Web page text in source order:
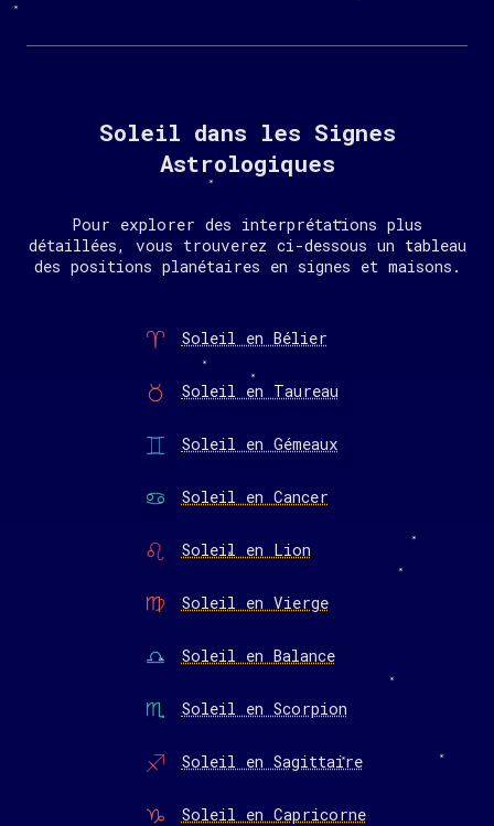
Soleil dans les Signes
Astrologiques
Pour explorer des interprétations plus
détaillées, vous trouverez ci-dessous un tableau
des positions planétaires en signes et maisons.
Soleil en Bélier
Soleil en Taureau
Soleil en Gémeaux
Soleil en Cancer
Soleil en Lion
Soleil en Vierge
Soleil en Balance
Soleil en Scorpion
Soleil en Sagittaire
Soleil en Capricorne